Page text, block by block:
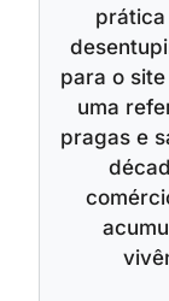
para o site
uma
pragas e